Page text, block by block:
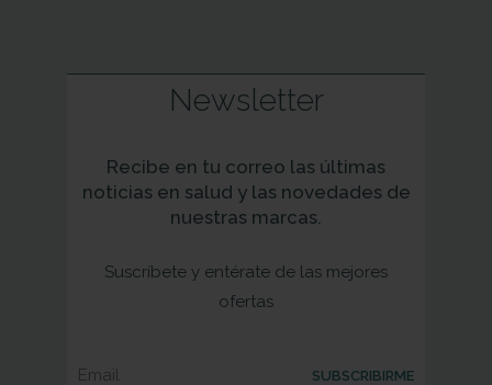
Newsletter
Recibe en tu correo las últimas
noticias en salud y las novedades de
nuestras marcas.
Suscríbete y entérate de las mejores
ofertas
SUBSCRIBIRME